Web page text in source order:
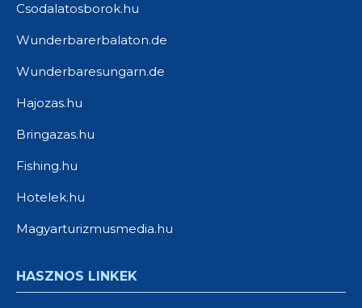
Csodalatosborok.hu
Wunderbarerbalaton.de
Wunderbaresungarn.de
Hajozas.hu
Bringazas.hu
Fishing.hu
Hotelek.hu
Magyarturizmusmedia.hu
HASZNOS LINKEK